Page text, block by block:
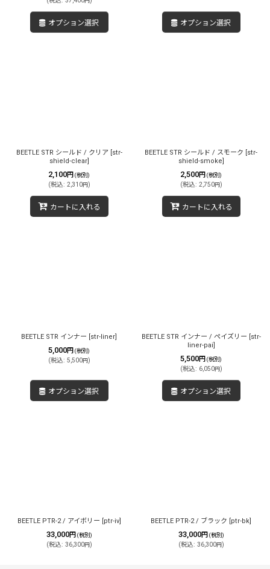
オプション選択 オプション選択
BEETLE STR シールド / クリア [str-
shield-clear]
2,100円 (税別)
(税込: 2,310円)
カートに入れる
BEETLE STR シールド / スモーク [str-
shield-smoke]
2,500円 (税別)
(税込: 2,750円)
カートに入れる
BEETLE STR インナー [str-liner]
5,000円 (税別)
(税込: 5,500円)
オプション選択
BEETLE STR インナー / ペイズリー [str-
liner-pai]
5,500円 (税別)
(税込: 6,050円)
オプション選択
BEETLE PTR-2 / アイボリー [ptr-iv]
33,000円 (税別)
(税込: 36,300円)
BEETLE PTR-2 / ブラック [ptr-bk]
33,000円 (税別)
(税込: 36,300円)